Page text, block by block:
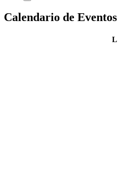
Calendario de Eventos
Llunes